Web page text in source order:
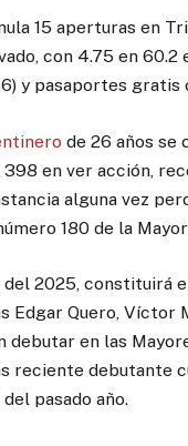
15 aperturas en
con 4.75 en
y pasaportes gratis
de 26 años se
en ver acción,
alguna vez
180 de la
2025, constituirá
Edgar Quero, Víctor
en las
reciente debutante
pasado año.